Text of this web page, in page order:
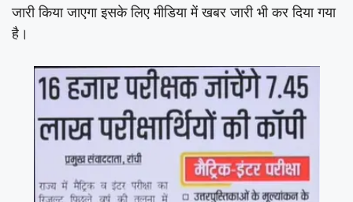
जारी किया जाएगा इसके लिए मीडिया में खबर जारी भी कर दिया गया
है।